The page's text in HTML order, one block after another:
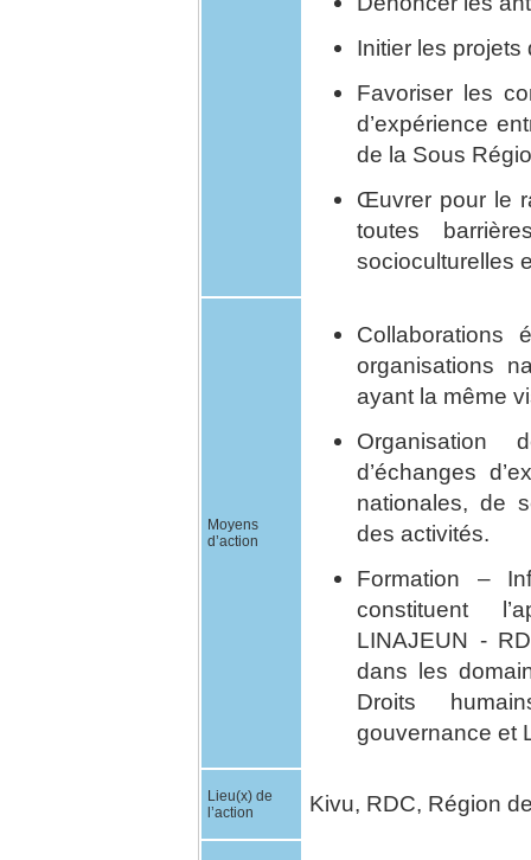
Initier les projets
Favoriser les
d’expérience
de la Sous
Œuvrer pour le
toutes
socioculturelles
Moyens
d’action
Collaborations
organisations
ayant la même
Organisation
d’échanges
nationales, de
des activités.
Formation –
constituent
LINAJEUN -
dans les
Droits
gouvernance et
Lieu(x) de
l’action
Kivu, RDC, Région